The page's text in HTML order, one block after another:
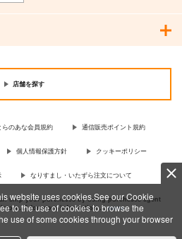
website uses cookies.See our Cookie
to the use of cookies to browse the
use of some cookies through your browser
店舗を探す
らのあな会員規約 通信販売ポイント規約
個人情報保護方針 クッキーポリシー
なりすまし・いたずら注文について
ship your purchases by using purchases agent
{more…} for more information …more